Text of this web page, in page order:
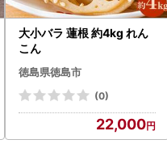
大小バラ 蓮根 約4kg れん
こん
徳島県徳島市
(0)
22,000